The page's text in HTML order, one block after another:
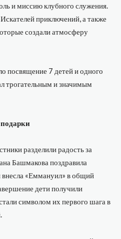
и миссию клубного служения.
приключений, а также
создали атмосферу
посвящение 7 детей и одного
трогательным и значимым
разделили радость за
Башмакова поздравила
внесла «Еммануил» в общий
дети получили
символом их первого шага в